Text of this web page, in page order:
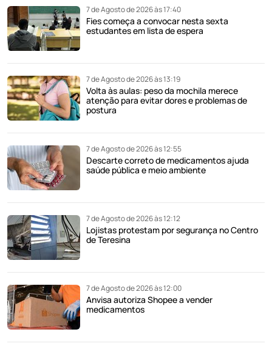
7 de Agosto de 2026 às 17:40
Fies começa a convocar nesta sexta
estudantes em lista de espera
7 de Agosto de 2026 às 13:19
Volta às aulas: peso da mochila merece
atenção para evitar dores e problemas de
postura
7 de Agosto de 2026 às 12:55
Descarte correto de medicamentos ajuda
saúde pública e meio ambiente
7 de Agosto de 2026 às 12:12
Lojistas protestam por segurança no Centro
de Teresina
7 de Agosto de 2026 às 12:00
Anvisa autoriza Shopee a vender
medicamentos